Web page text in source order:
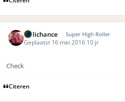
Hillichance Super High Roller
Geplaatst 16 mei 2016 10 jr
Check
Citeren